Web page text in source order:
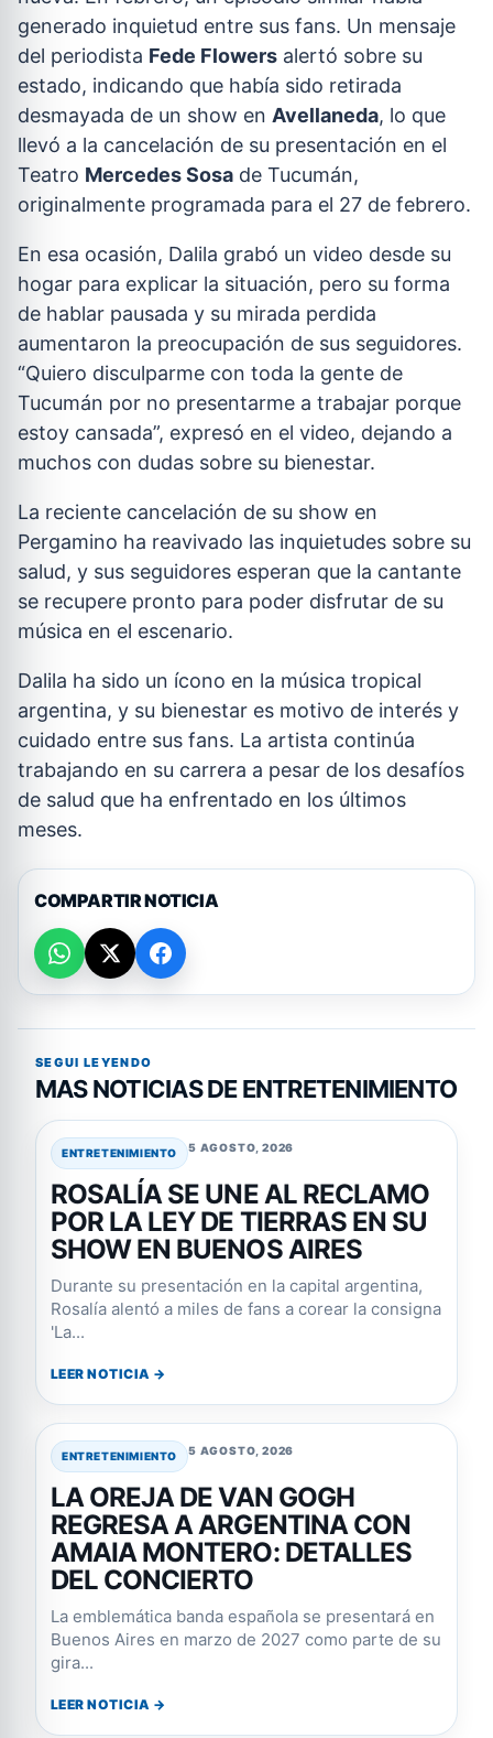
generado inquietud entre sus fans. Un mensaje
del periodista Fede Flowers alertó sobre su
estado, indicando que había sido retirada
desmayada de un show en Avellaneda, lo que
llevó a la cancelación de su presentación en el
Teatro Mercedes Sosa de Tucumán,
originalmente programada para el 27 de febrero.
En esa ocasión, Dalila grabó un video desde su
hogar para explicar la situación, pero su forma
de hablar pausada y su mirada perdida
aumentaron la preocupación de sus seguidores.
“Quiero disculparme con toda la gente de
Tucumán por no presentarme a trabajar porque
estoy cansada”, expresó en el video, dejando a
muchos con dudas sobre su bienestar.
La reciente cancelación de su show en
Pergamino ha reavivado las inquietudes sobre su
salud, y sus seguidores esperan que la cantante
se recupere pronto para poder disfrutar de su
música en el escenario.
Dalila ha sido un ícono en la música tropical
argentina, y su bienestar es motivo de interés y
cuidado entre sus fans. La artista continúa
trabajando en su carrera a pesar de los desafíos
de salud que ha enfrentado en los últimos
meses.
COMPARTIR NOTICIA
SEGUI LEYENDO
MAS NOTICIAS DE ENTRETENIMIENTO
ENTRETENIMIENTO 5 AGOSTO, 2026
ROSALÍA SE UNE AL RECLAMO
POR LA LEY DE TIERRAS EN SU
SHOW EN BUENOS AIRES
Durante su presentación en la capital argentina,
Rosalía alentó a miles de fans a corear la consigna
'La...
LEER NOTICIA →
ENTRETENIMIENTO 5 AGOSTO, 2026
LA OREJA DE VAN GOGH
REGRESA A ARGENTINA CON
AMAIA MONTERO: DETALLES
DEL CONCIERTO
La emblemática banda española se presentará en
Buenos Aires en marzo de 2027 como parte de su
gira...
LEER NOTICIA →